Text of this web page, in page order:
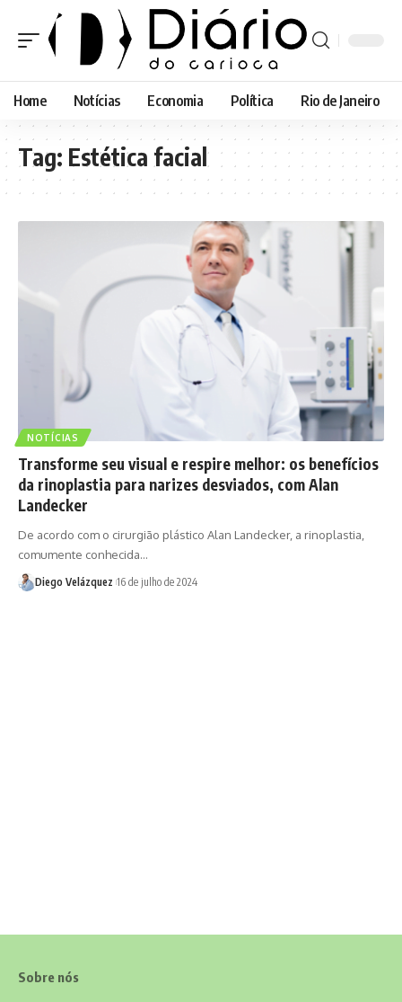
Home Notícias Economia Política Rio de Janeiro
Tag: Estética facial
NOTÍCIAS
Transforme seu visual e respire melhor: os benefícios
da rinoplastia para narizes desviados, com Alan
Landecker
De acordo com o cirurgião plástico Alan Landecker, a rinoplastia,
comumente conhecida…
Diego Velázquez 16 de julho de 2024
Sobre nós